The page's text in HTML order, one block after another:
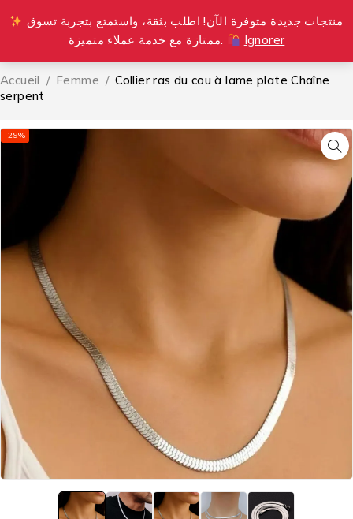
ممتازة مع خدمة عملاء متميزة.
Ignorer
0
Accueil / Femme / Collier ras du cou à lame plate Chaîne
serpent
-29%